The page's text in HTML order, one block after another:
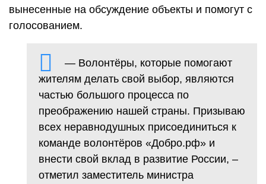
вынесенные на обсуждение объекты и помогут с
голосованием.
— Волонтёры, которые помогают
жителям делать свой выбор, являются
частью большого процесса по
преображению нашей страны. Призываю
всех неравнодушных присоединиться к
команде волонтёров «Добро.рф» и
внести свой вклад в развитие России, –
отметил заместитель министра